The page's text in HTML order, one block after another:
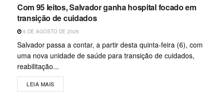
Com 95 leitos, Salvador ganha hospital focado em
transição de cuidados
6 DE AGOSTO DE 2026
Salvador passa a contar, a partir desta quinta-feira (6), com
uma nova unidade de saúde para transição de cuidados,
reabilitação...
LEIA MAIS